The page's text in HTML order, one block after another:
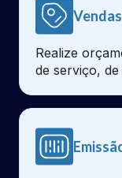
Vendas
Realize
de serviço,